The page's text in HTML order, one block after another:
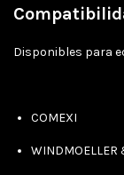
Disponibles para
COMEXI
WINDMOELLER